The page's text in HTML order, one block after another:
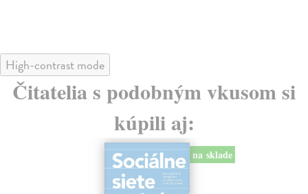
High-contrast mode
Čitatelia s podobným vkusom si
kúpili aj:
na sklade